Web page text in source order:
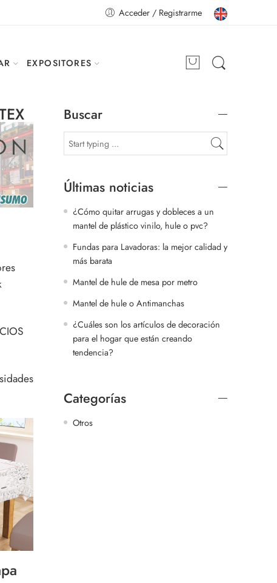
Acceder / Registrarme
EXPOSITORES
Buscar
Últimas noticias
¿Cómo quitar arrugas y dobleces a un
mantel de plástico vinilo, hule o pvc?
Fundas para Lavadoras: la mejor calidad y
más barata
Mantel de hule de mesa por metro
Mantel de hule o Antimanchas
¿Cuáles son los artículos de decoración
para el hogar que están creando
tendencia?
Categorías
Otros